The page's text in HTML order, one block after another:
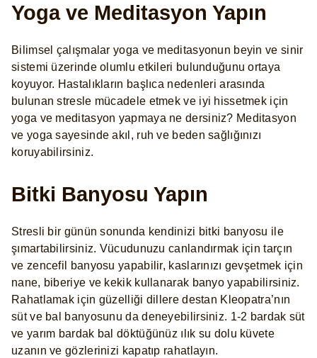
Yoga ve Meditasyon Yapın
Bilimsel çalışmalar yoga ve meditasyonun beyin ve sinir
sistemi üzerinde olumlu etkileri bulunduğunu ortaya
koyuyor. Hastalıkların başlıca nedenleri arasında
bulunan stresle mücadele etmek ve iyi hissetmek için
yoga ve meditasyon yapmaya ne dersiniz? Meditasyon
ve yoga sayesinde akıl, ruh ve beden sağlığınızı
koruyabilirsiniz.
Bitki Banyosu Yapın
Stresli bir günün sonunda kendinizi bitki banyosu ile
şımartabilirsiniz. Vücudunuzu canlandırmak için tarçın
ve zencefil banyosu yapabilir, kaslarınızı gevşetmek için
nane, biberiye ve kekik kullanarak banyo yapabilirsiniz.
Rahatlamak için güzelliği dillere destan Kleopatra’nın
süt ve bal banyosunu da deneyebilirsiniz. 1-2 bardak süt
ve yarım bardak bal döktüğünüz ılık su dolu küvete
uzanın ve gözlerinizi kapatıp rahatlayın.